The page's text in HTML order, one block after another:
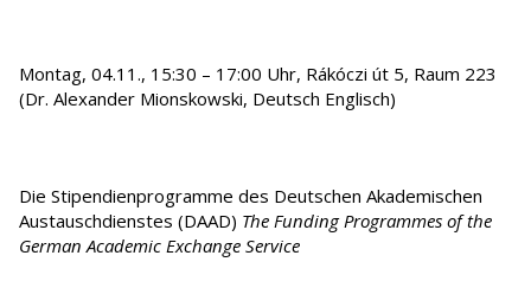
Montag, 04.11., 15:30 – 17:00 Uhr, Rákóczi út 5, Raum 223
(Dr. Alexander Mionskowski, Deutsch Englisch)
Die Stipendienprogramme des Deutschen Akademischen
Austauschdienstes (DAAD) The Funding Programmes of the
German Academic Exchange Service